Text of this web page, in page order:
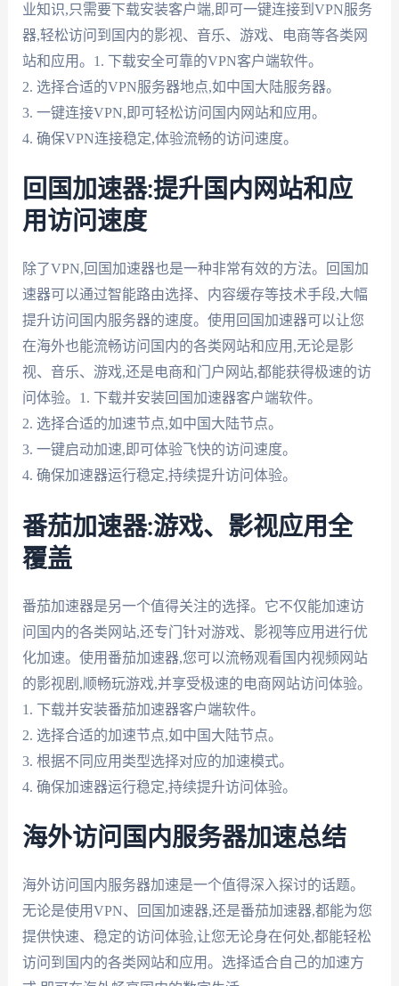
业知识,只需要下载安装客户端,即可一键连接到VPN服务
器,轻松访问到国内的影视、音乐、游戏、电商等各类网
站和应用。1. 下载安全可靠的VPN客户端软件。
2. 选择合适的VPN服务器地点,如中国大陆服务器。
3. 一键连接VPN,即可轻松访问国内网站和应用。
4. 确保VPN连接稳定,体验流畅的访问速度。
回国加速器:提升国内网站和应
用访问速度
除了VPN,回国加速器也是一种非常有效的方法。回国加
速器可以通过智能路由选择、内容缓存等技术手段,大幅
提升访问国内服务器的速度。使用回国加速器可以让您
在海外也能流畅访问国内的各类网站和应用,无论是影
视、音乐、游戏,还是电商和门户网站,都能获得极速的访
问体验。1. 下载并安装回国加速器客户端软件。
2. 选择合适的加速节点,如中国大陆节点。
3. 一键启动加速,即可体验飞快的访问速度。
4. 确保加速器运行稳定,持续提升访问体验。
番茄加速器:游戏、影视应用全
覆盖
番茄加速器是另一个值得关注的选择。它不仅能加速访
问国内的各类网站,还专门针对游戏、影视等应用进行优
化加速。使用番茄加速器,您可以流畅观看国内视频网站
的影视剧,顺畅玩游戏,并享受极速的电商网站访问体验。
1. 下载并安装番茄加速器客户端软件。
2. 选择合适的加速节点,如中国大陆节点。
3. 根据不同应用类型选择对应的加速模式。
4. 确保加速器运行稳定,持续提升访问体验。
海外访问国内服务器加速总结
海外访问国内服务器加速是一个值得深入探讨的话题。
无论是使用VPN、回国加速器,还是番茄加速器,都能为您
提供快速、稳定的访问体验,让您无论身在何处,都能轻松
访问到国内的各类网站和应用。选择适合自己的加速方